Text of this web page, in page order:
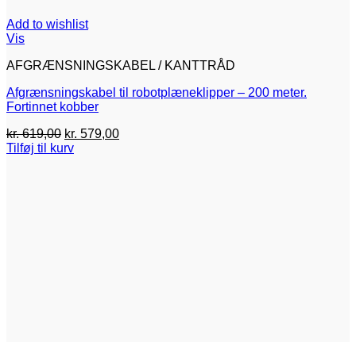
Add to wishlist
Vis
AFGRÆNSNINGSKABEL / KANTTRÅD
Afgrænsningskabel til robotplæneklipper – 200 meter.
Fortinnet kobber
kr.619,00 Den
oprindelige
kr. 579,00Den
Tilføj til kurv